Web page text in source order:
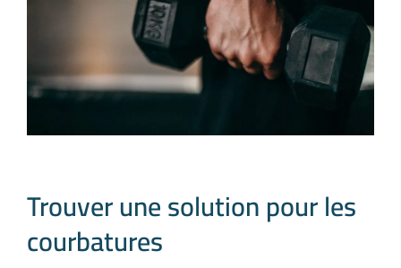
Trouver une solution pour les
courbatures